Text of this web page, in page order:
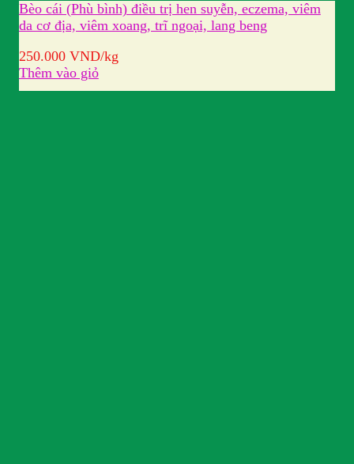
Bèo cái (Phù bình) điều trị hen suyễn, eczema, viêm
da cơ địa, viêm xoang, trĩ ngoại, lang beng
250.000 VND/kg
Thêm vào giỏ